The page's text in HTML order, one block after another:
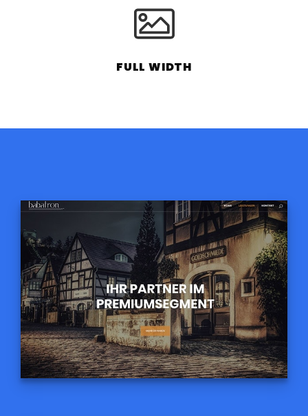
FULL WIDTH